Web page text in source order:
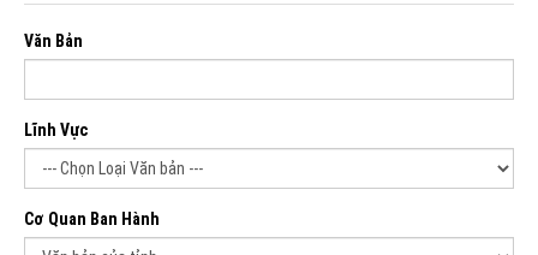
Văn Bản
Lĩnh Vực
Cơ Quan Ban Hành